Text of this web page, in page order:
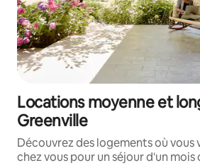
Locations moyenne et
Greenville
Découvrez des logements où vous
chez vous pour un séjour d'un mois